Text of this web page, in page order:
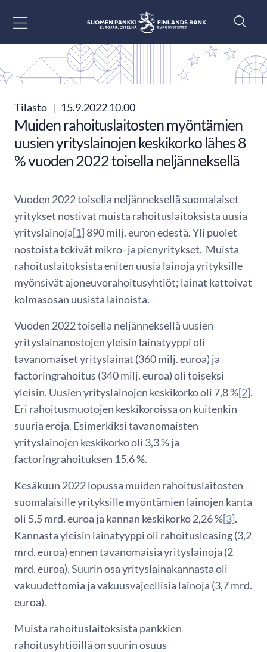
Tilasto | 15.9.2022 10.00
Muiden rahoituslaitosten myöntämien
uusien yrityslainojen keskikorko lähes 8
% vuoden 2022 toisella neljänneksellä
Vuoden 2022 toisella neljänneksellä suomalaiset
yritykset nostivat muista rahoituslaitoksista uusia
yrityslainoja[1] 890 milj. euron edestä. Yli puolet
nostoista tekivät mikro- ja pienyritykset. Muista
rahoituslaitoksista eniten uusia lainoja yrityksille
myönsivät ajoneuvorahoitusyhtiöt; lainat kattoivat
kolmasosan uusista lainoista.
Vuoden 2022 toisella neljänneksellä uusien
yrityslainanostojen yleisin lainatyyppi oli
tavanomaiset yrityslainat (360 milj. euroa) ja
factoringrahoitus (340 milj. euroa) oli toiseksi
yleisin. Uusien yrityslainojen keskikorko oli 7,8 %[2].
Eri rahoitusmuotojen keskikoroissa on kuitenkin
suuria eroja. Esimerkiksi tavanomaisten
yrityslainojen keskikorko oli 3,3 % ja
factoringrahoituksen 15,6 %.
Kesäkuun 2022 lopussa muiden rahoituslaitosten
suomalaisille yrityksille myöntämien lainojen kanta
oli 5,5 mrd. euroa ja kannan keskikorko 2,26 %[3].
Kannasta yleisin lainatyyppi oli rahoitusleasing (3,2
mrd. euroa) ennen tavanomaisia yrityslainoja (2
mrd. euroa). Suurin osa yrityslainakannasta oli
vakuudettomia ja vakuusvajeellisia lainoja (3,7 mrd.
euroa).
Muista rahoituslaitoksista pankkien
rahoitusyhtiöillä on suurin osuus